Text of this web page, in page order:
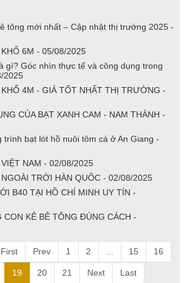
tông mới nhất – Cập nhật thị trường 2025 -
6M - 05/08/2025
gì? Góc nhìn thực tế và công dụng trong
2025
4M - GIÁ TỐT NHẤT THỊ TRƯỜNG -
CỦA BẠT XANH CAM - NAM THÀNH -
trình bạt lót hồ nuôi tôm cá ở An Giang -
NAM - 02/08/2025
TRỜI HÀN QUỐC - 02/08/2025
B40 TẠI HỒ CHÍ MINH UY TÍN -
CON KÊ BÊ TÔNG ĐÚNG CÁCH -
First Prev 1 2 15 16
19 20 21 Next Last